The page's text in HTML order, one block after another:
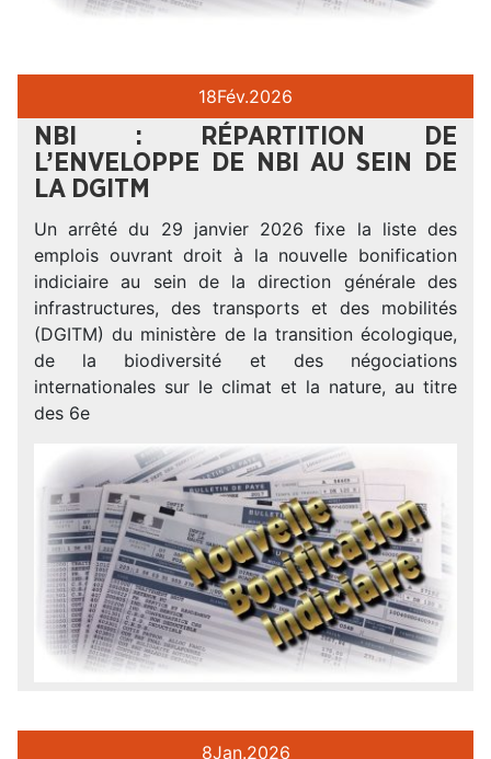
18Fév.2026
NBI : RÉPARTITION DE
L’ENVELOPPE DE NBI AU SEIN DE
LA DGITM
Un arrêté du 29 janvier 2026 fixe la liste des
emplois ouvrant droit à la nouvelle bonification
indiciaire au sein de la direction générale des
infrastructures, des transports et des mobilités
(DGITM) du ministère de la transition écologique,
de la biodiversité et des négociations
internationales sur le climat et la nature, au titre
des 6e
8Jan.2026